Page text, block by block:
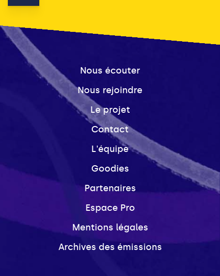
Nous écouter
Nous rejoindre
Le projet
Contact
L'équipe
Goodies
Partenaires
Espace Pro
Mentions légales
Archives des émissions